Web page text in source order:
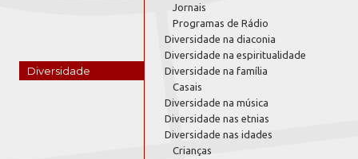
Diversidade
Jornais
Programas de Rádio
Diversidade na diaconia
Diversidade na espiritualidade
Diversidade na família
Casais
Diversidade na música
Diversidade nas etnias
Diversidade nas idades
Crianças